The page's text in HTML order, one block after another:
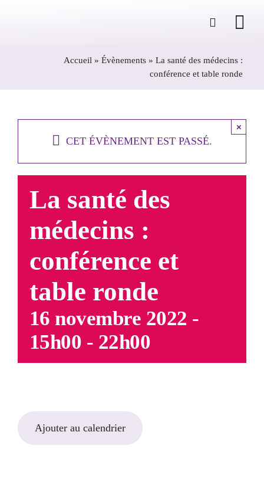
Accueil »Évènements »La santé des médecins :
conférence et table ronde
CET ÉVÈNEMENT EST PASSÉ.
×
La santé des
médecins :
conférence et
table ronde
16 novembre 2022 -
15h00 - 22h00
Ajouter au calendrier